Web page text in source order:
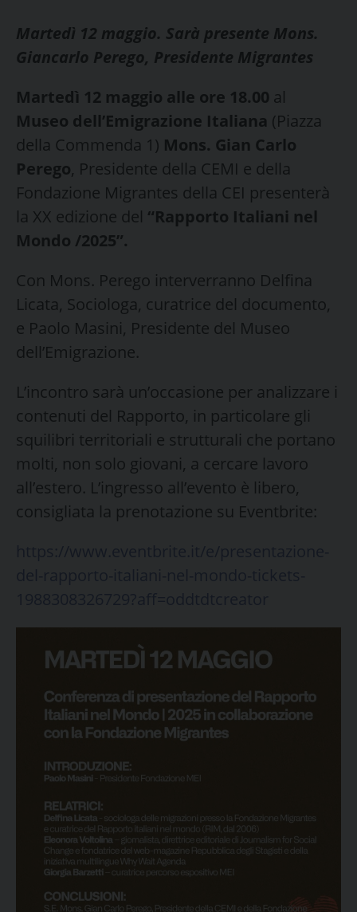
Martedì 12 maggio. Sarà presente Mons.
Giancarlo Perego, Presidente Migrantes
Martedì 12 maggio alle ore 18.00 al
Museo dell’Emigrazione Italiana (Piazza
della Commenda 1) Mons. Gian Carlo
Perego, Presidente della CEMI e della
Fondazione Migrantes della CEI presenterà
la XX edizione del “Rapporto Italiani nel
Mondo /2025”.
Con Mons. Perego interverranno Delfina
Licata, Sociologa, curatrice del documento,
e Paolo Masini, Presidente del Museo
dell’Emigrazione.
L’incontro sarà un’occasione per analizzare i
contenuti del Rapporto, in particolare gli
squilibri territoriali e strutturali che portano
molti, non solo giovani, a cercare lavoro
all’estero. L’ingresso all’evento è libero,
consigliata la prenotazione su Eventbrite: